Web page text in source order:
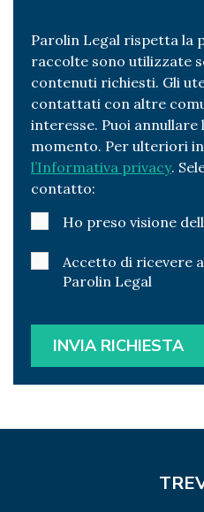
Parolin Legal rispetta la
raccolte sono utilizzate
contenuti richiesti. Gli
contattati con altre
interesse. Puoi annullare
momento. Per ulteriori
l’Informativa privacy.
contatto:
Ho preso visione
Accetto di ricevere
Parolin Legal